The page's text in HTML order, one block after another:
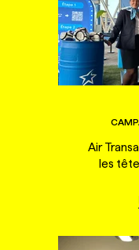
Air
les